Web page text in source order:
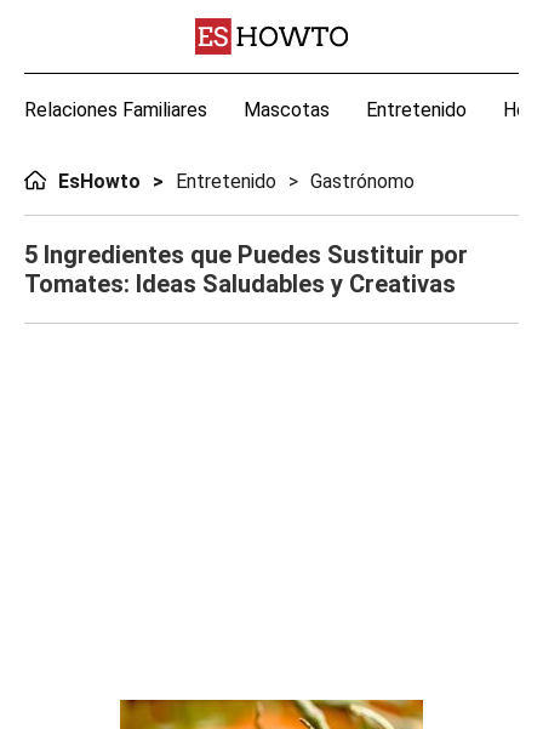
Relaciones Familiares Mascotas Entretenido
EsHowto Entretenido Gastrónomo
5 Ingredientes que Puedes Sustituir por
Tomates: Ideas Saludables y Creativas